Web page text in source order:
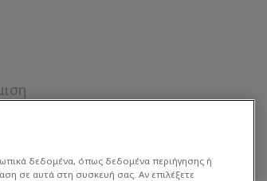
δεδομένα, όπως δεδομένα περιήγησης ή
σε αυτά στη συσκευή σας. Αν επιλέξετε